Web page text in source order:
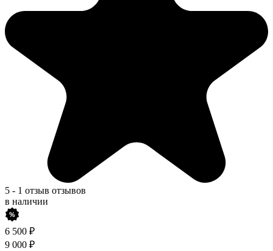
5 - 1 отзыв отзывов
в наличии
6 500 ₽
9 000 ₽